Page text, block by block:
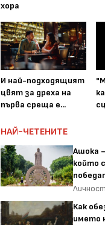
хора
И най-подходящият
цвят за дреха на
първа среща е...
НАЙ-ЧЕТЕНИТЕ
Ашока
който
Как
името